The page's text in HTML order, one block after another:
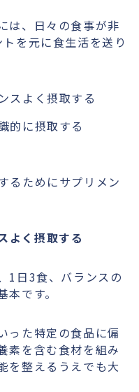
は、日々の食事が非
を元に食生活を送り
スよく摂取する
的に摂取する
るためにサプリメン
よく摂取する
1日3食、バランスの
です。
った特定の食品に偏
素を含む食材を組み
を整えるうえでも大